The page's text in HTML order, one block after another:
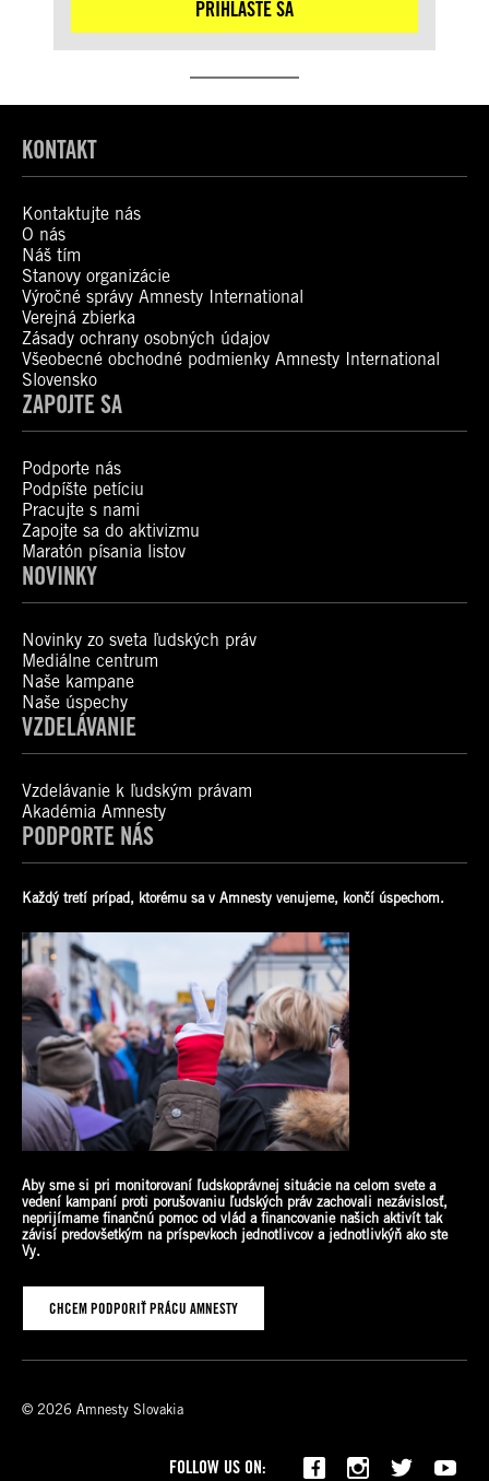
PRIHLÁSTE SA
KONTAKT
Kontaktujte nás
O nás
Náš tím
Stanovy organizácie
Výročné správy Amnesty International
Verejná zbierka
Zásady ochrany osobných údajov
Všeobecné obchodné podmienky Amnesty International
Slovensko
ZAPOJTE SA
Podporte nás
Podpíšte petíciu
Pracujte s nami
Zapojte sa do aktivizmu
Maratón písania listov
NOVINKY
Novinky zo sveta ľudských práv
Mediálne centrum
Naše kampane
Naše úspechy
VZDELÁVANIE
Vzdelávanie k ľudským právam
Akadémia Amnesty
PODPORTE NÁS
Každý tretí prípad, ktorému sa v Amnesty venujeme, končí úspechom.
Aby sme si pri monitorovaní ľudskoprávnej situácie na celom svete a
vedení kampaní proti porušovaniu ľudských práv zachovali nezávislosť,
neprijímame finančnú pomoc od vlád a financovanie našich aktivít tak
závisí predovšetkým na príspevkoch jednotlivcov a jednotlivkýň ako ste
Vy.
CHCEM PODPORIŤ PRÁCU AMNESTY
© 2026 Amnesty Slovakia
FOLLOW US ON: